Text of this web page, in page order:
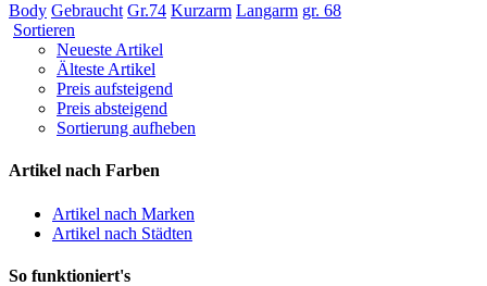
Body Gebraucht Gr.74 Kurzarm Langarm gr. 68
Sortieren
Neueste Artikel
Älteste Artikel
Preis aufsteigend
Preis absteigend
Sortierung aufheben
Artikel nach Farben
Artikel nach Marken
Artikel nach Städten
So funktioniert's